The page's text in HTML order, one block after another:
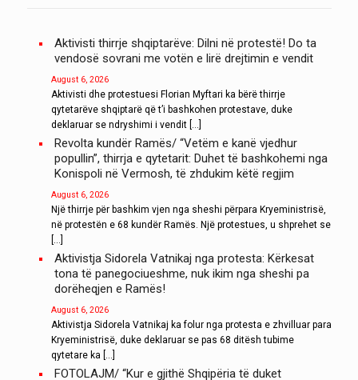
Aktivisti thirrje shqiptarëve: Dilni në protestë! Do ta
vendosë sovrani me votën e lirë drejtimin e vendit
August 6, 2026
Aktivisti dhe protestuesi Florian Myftari ka bërë thirrje
qytetarëve shqiptarë që t’i bashkohen protestave, duke
deklaruar se ndryshimi i vendit […]
Revolta kundër Ramës/ “Vetëm e kanë vjedhur
popullin”, thirrja e qytetarit: Duhet të bashkohemi nga
Konispoli në Vermosh, të zhdukim këtë regjim
August 6, 2026
Një thirrje për bashkim vjen nga sheshi përpara Kryeministrisë,
në protestën e 68 kundër Ramës. Një protestues, u shprehet se
[…]
Aktivistja Sidorela Vatnikaj nga protesta: Kërkesat
tona të panegociueshme, nuk ikim nga sheshi pa
dorëheqjen e Ramës!
August 6, 2026
Aktivistja Sidorela Vatnikaj ka folur nga protesta e zhvilluar para
Kryeministrisë, duke deklaruar se pas 68 ditësh tubime
qytetare ka […]
FOTOLAJM/ “Kur e gjithë Shqipëria të duket